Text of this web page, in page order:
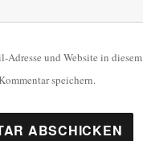
Adresse und Website in
speichern.